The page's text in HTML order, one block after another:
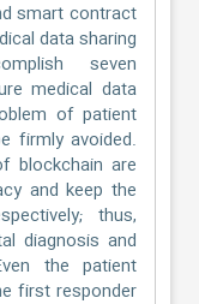
smart contract
data sharing
seven
medical data
of patient
firmly avoided.
blockchain are
and keep the
thus,
diagnosis and
the patient
first responder